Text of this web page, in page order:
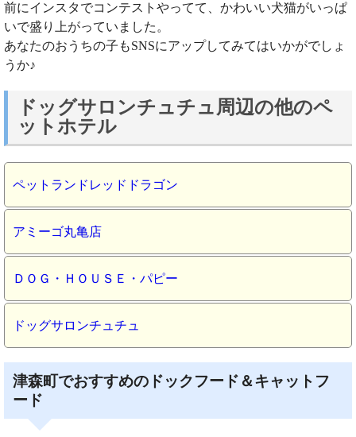
前にインスタでコンテストやってて、かわいい犬猫がいっぱ
いで盛り上がっていました。
あなたのおうちの子もSNSにアップしてみてはいかがでしょ
うか♪
ドッグサロンチュチュ周辺の他のペ
ットホテル
ペットランドレッドドラゴン
アミーゴ丸亀店
ＤＯＧ・ＨＯＵＳＥ・パピー
ドッグサロンチュチュ
津森町でおすすめのドックフード＆キャットフ
ード